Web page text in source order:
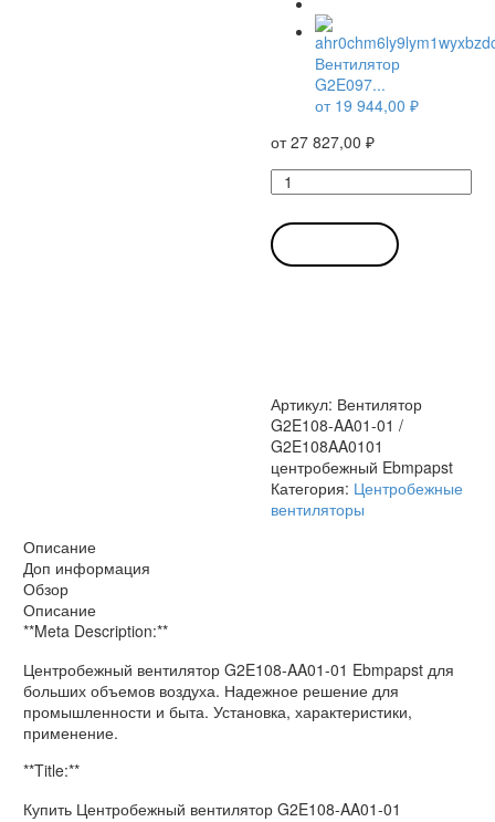
Вентилятор
G2E097...
от 19 944,00 ₽
от27 827,00 ₽
Количество
товара
Вентилятор
G2E108-
AA01-
Артикул: Вентилятор
G2E108-AA01-01 /
G2E108AA0101
центробежный Ebmpapst
Категория: Центробежные
вентиляторы
Описание
Доп информация
Обзор
Описание
**Meta Description:**
Центробежный вентилятор G2E108-AA01-01 Ebmpapst для
больших объемов воздуха. Надежное решение для
промышленности и быта. Установка, характеристики,
применение.
**Title:**
Купить Центробежный вентилятор G2E108-AA01-01